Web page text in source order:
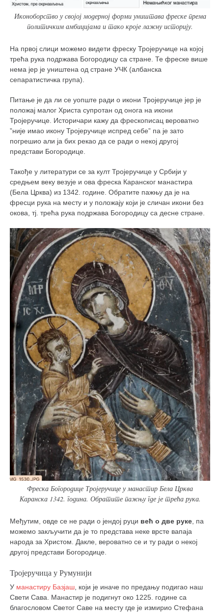
Иконоборство у својој модерној форми уништава фреске према
политичким амбицијама и тако кроје лажну историју.
На првој слици можемо видети фреску Тројеручице на којој
трећа рука подржава Богородицу са стране. Те фреске више
нема јер је уништена од стране УЧК (албанска
сепаратистичка група).
Питање је да ли се уопште ради о икони Тројеручице јер је
положај малог Христа супротан од онога на икони
Тројеручице. Историчари кажу да фрескописац вероватно
”није имао икону Тројеручице испред себе” па је зато
погрешио али ја бих рекао да се ради о некој другој
представи Богородице.
Такође у литератури се за култ Тројеручице у Србији у
средњем веку везује и ова фреска Каранског манастира
(Бела Црква) из 1342. године. Обратите пажњу да је на
фресци рука на месту и у положају који је сличан икони без
окова, тј. трећа рука подржава Богородицу са десне стране.
Фреска Богородице Тројеручице у манастир Бела Црква
Каранска 1342. година. Обратите пажњу где је трећа рука.
Међутим, овде се не ради о јендој руци већ о две руке , па
можемо закључити да је то представа неке врсте вапаја
народа за Христом. Дакле, вероватно се и ту ради о некој
другој представи Богородице.
Тројеручица у Румунији
У манастиру Базјаш , који је иначе по предању подигао наш
Свети Сава. Манастир је подигнут око 1225. године са
благословом Светог Саве на месту где је измирио Стефана